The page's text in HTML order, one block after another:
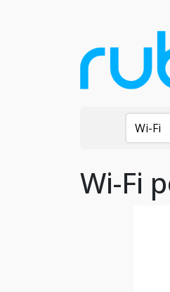
Wi-Fi
Wi-Fi